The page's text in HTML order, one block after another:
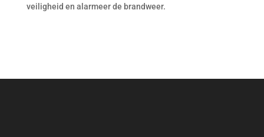
veiligheid en alarmeer de brandweer.